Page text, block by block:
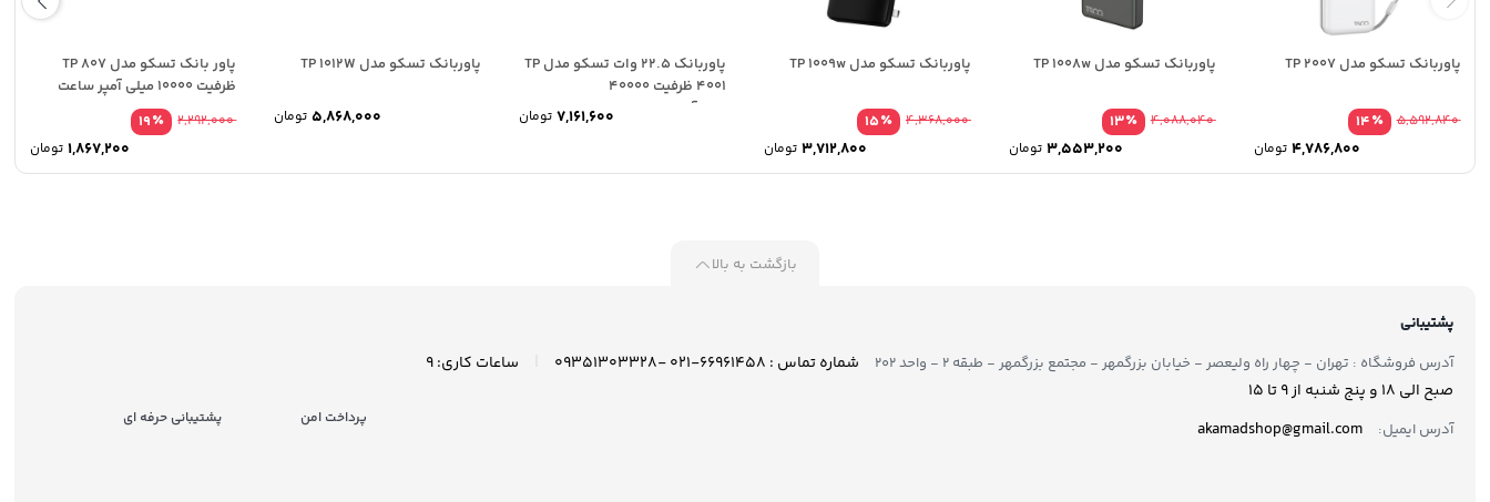
پاوربانک تسکو مدل TP 2007
٪14
5,592,840
تومان
پاوربانک تسکو مدل TP 1008w
٪13
4,088,040
تومان
پاوربانک تسکو مدل TP 1009w
٪15
4,368,000
تومان
پاوربانک 22.5 وات تسکو مدل TP
4001 ظرفیت 40000
میلی‌آمپرساعت
تومان
پاوربانک تسکو مدل TP 1012W
تومان
پاور بانک تسکو مدل TP 807
ظرفیت 10000 میلی آمپر ساعت
٪19
2,292,000
تومان
بازگشت به بالا
پشتیبانی
آدرس فروشگاه : تهران - چهار راه ولیعصر - خیابان بزرگمهر - مجتمع بزرگمهر - طبقه ۲ - واحد ۲۰۲
شماره تماس : ۶۶۹۶۱۴۵۸-۰۲۱ -۰۹۳۵۱۳۰۳۳۲۸
ساعات کاری: 9
صبح الی 18 و پنج شنبه از 9 تا ۱5
آدرس ایمیل: akamadshop@gmail.com پرداخت امن پشتیبانی حرفه ای